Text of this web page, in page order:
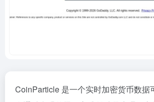
CoinParticle 是一个实时加密货币数据